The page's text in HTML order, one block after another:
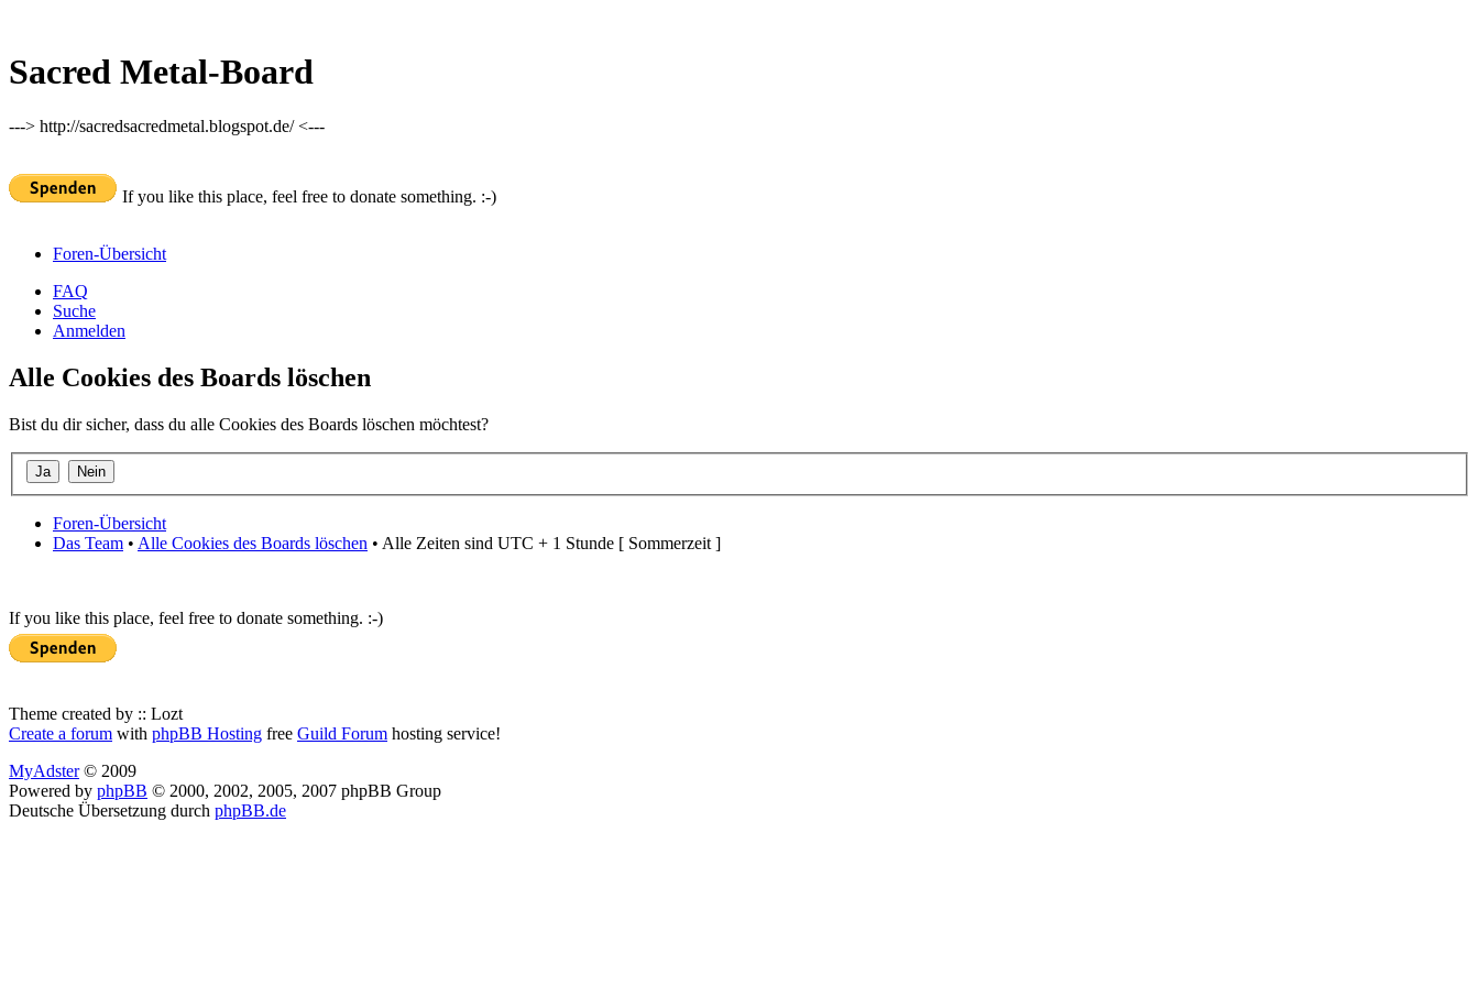
Sacred Metal-Board
---> http://sacredsacredmetal.blogspot.de/ <---
If you like this place, feel free to donate something. :-)
Foren-Übersicht
FAQ
Suche
Anmelden
Alle Cookies des Boards löschen
Bist du dir sicher, dass du alle Cookies des Boards löschen möchtest?
Foren-Übersicht
Das Team • Alle Cookies des Boards löschen • Alle Zeiten sind UTC + 1 Stunde [ Sommerzeit ]
If you like this place, feel free to donate something. :-)
Theme created by :: Lozt
Create a forum with phpBB Hosting free Guild Forum hosting service!
MyAdster© 2009
Powered by phpBB © 2000, 2002, 2005, 2007 phpBB Group
Deutsche Übersetzung durch phpBB.de